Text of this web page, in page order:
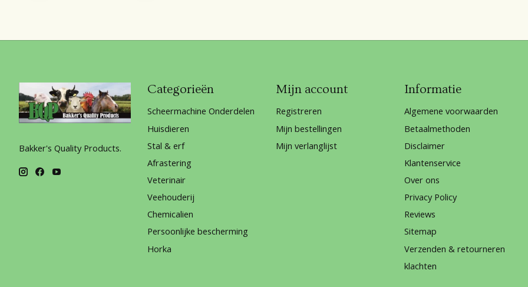
Bakker's Quality Products.
Categorieën
Scheermachine Onderdelen
Huisdieren
Stal & erf
Afrastering
Veterinair
Veehouderij
Chemicalien
Persoonlijke bescherming
Horka
Mijn account
Registreren
Mijn bestellingen
Mijn verlanglijst
Informatie
Algemene voorwaarden
Betaalmethoden
Disclaimer
Klantenservice
Over ons
Privacy Policy
Reviews
Sitemap
Verzenden & retourneren
klachten